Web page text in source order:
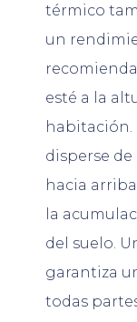
térmico
un
esté a la
habitación.
disperse
hacia
la
del suelo.
garantiza
todas